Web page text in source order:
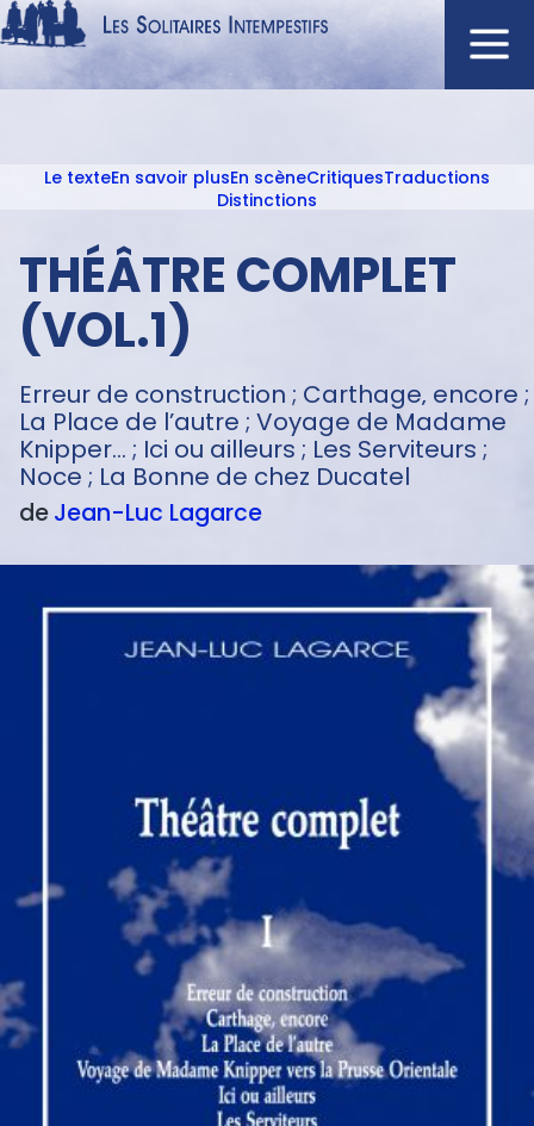
Aller
au
principal
Navigation
ACCUEIL
AUTEURS
À L'AFFICHE
CATALOGUE
DISTINCTIONS
CRITIQUES
PODCASTS
Le texteEn savoir plusEn scèneCritiquesTraductions
Distinctions
THÉÂTRE COMPLET
(VOL.1)
Erreur de construction ; Carthage‚ encore ;
La Place de l’autre ; Voyage de Madame
Knipper... ; Ici ou ailleurs ; Les Serviteurs ;
Noce ; La Bonne de chez Ducatel
deJean-Luc Lagarce